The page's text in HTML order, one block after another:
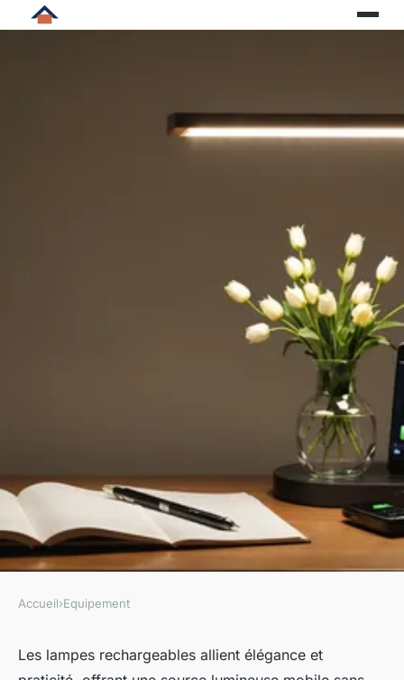
EQUIPEMENT
Lampe rechargeable :
Accueil›Equipement
Les lampes rechargeables allient élégance et